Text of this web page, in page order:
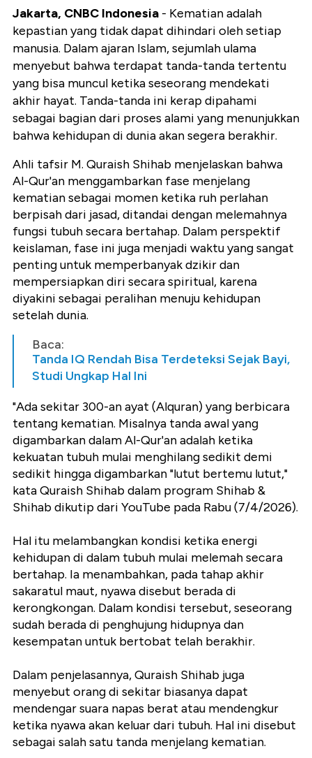
Jakarta, CNBC Indonesia - Kematian adalah
kepastian yang tidak dapat dihindari oleh setiap
manusia. Dalam ajaran Islam, sejumlah ulama
menyebut bahwa terdapat tanda-tanda tertentu
yang bisa muncul ketika seseorang mendekati
akhir hayat. Tanda-tanda ini kerap dipahami
sebagai bagian dari proses alami yang menunjukkan
bahwa kehidupan di dunia akan segera berakhir.
Ahli tafsir M. Quraish Shihab menjelaskan bahwa
Al-Qur'an menggambarkan fase menjelang
kematian sebagai momen ketika ruh perlahan
berpisah dari jasad, ditandai dengan melemahnya
fungsi tubuh secara bertahap. Dalam perspektif
keislaman, fase ini juga menjadi waktu yang sangat
penting untuk memperbanyak dzikir dan
mempersiapkan diri secara spiritual, karena
diyakini sebagai peralihan menuju kehidupan
setelah dunia.
Baca:
Tanda IQ Rendah Bisa Terdeteksi Sejak Bayi,
Studi Ungkap Hal Ini
"Ada sekitar 300-an ayat (Alquran) yang berbicara
tentang kematian. Misalnya tanda awal yang
digambarkan dalam Al-Qur'an adalah ketika
kekuatan tubuh mulai menghilang sedikit demi
sedikit hingga digambarkan "lutut bertemu lutut,"
kata Quraish Shihab dalam program Shihab &
Shihab dikutip dari YouTube pada Rabu (7/4/2026).
Hal itu melambangkan kondisi ketika energi
kehidupan di dalam tubuh mulai melemah secara
bertahap. Ia menambahkan, pada tahap akhir
sakaratul maut, nyawa disebut berada di
kerongkongan. Dalam kondisi tersebut, seseorang
sudah berada di penghujung hidupnya dan
kesempatan untuk bertobat telah berakhir.
Dalam penjelasannya, Quraish Shihab juga
menyebut orang di sekitar biasanya dapat
mendengar suara napas berat atau mendengkur
ketika nyawa akan keluar dari tubuh. Hal ini disebut
sebagai salah satu tanda menjelang kematian.